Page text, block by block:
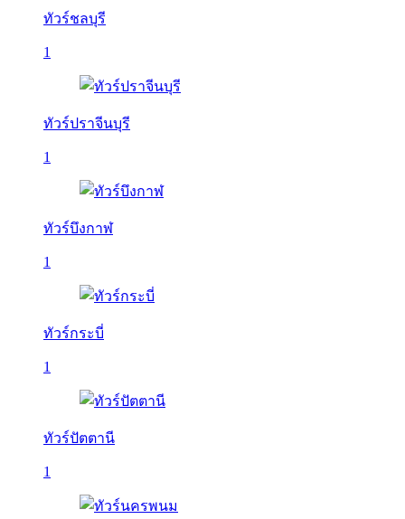
ทัวร์ชลบุรี
1
ทัวร์ปราจีนบุรี
1
ทัวร์บึงกาฬ
1
ทัวร์กระบี่
1
ทัวร์ปัตตานี
1